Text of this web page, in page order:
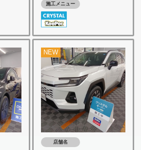
施工メニュー
NEW
店舗名